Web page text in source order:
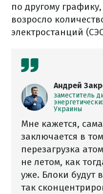
по другому
возросло
электростанций
Андрей
заместитель
Украины
Мне кажется,
заключается в
перезагрузка
не летом, как
уже. Блоки будут
так